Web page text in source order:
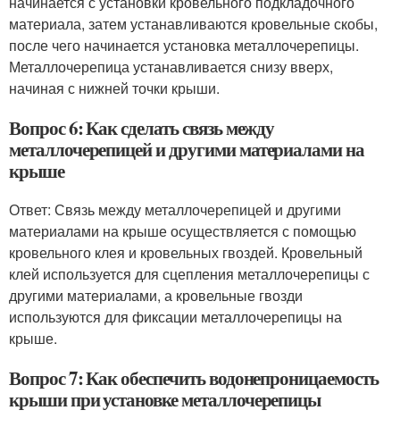
материала, затем устанавливаются кровельные скобы,
после чего начинается установка металлочерепицы.
Металлочерепица устанавливается снизу вверх,
начиная с нижней точки крыши.
Вопрос 6: Как сделать связь между
металлочерепицей и другими материалами на
крыше
Ответ: Связь между металлочерепицей и другими
материалами на крыше осуществляется с помощью
кровельного клея и кровельных гвоздей. Кровельный
клей используется для сцепления металлочерепицы с
другими материалами, а кровельные гвозди
используются для фиксации металлочерепицы на
крыше.
Вопрос 7: Как обеспечить водонепроницаемость
крыши при установке металлочерепицы